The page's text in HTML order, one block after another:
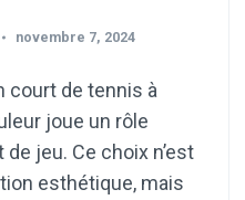
novembre 7, 2024
court de tennis à
joue un rôle
jeu. Ce choix n’est
esthétique, mais